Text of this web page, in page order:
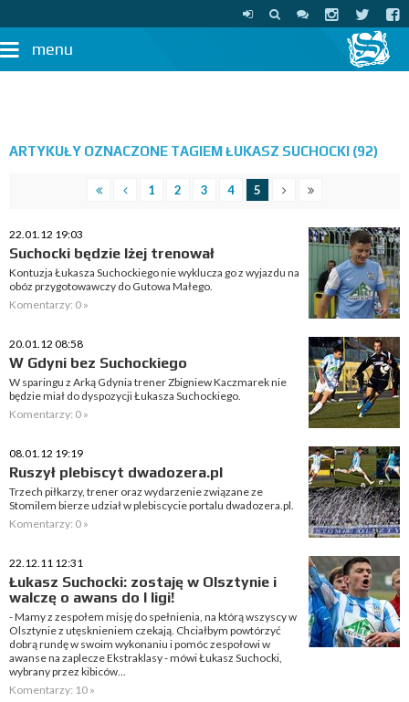
menu
ARTYKUŁY OZNACZONE TAGIEM ŁUKASZ SUCHOCKI (92)
1 2 3 4 5
22.01.12 19:03
Suchocki będzie lżej trenował
Kontuzja Łukasza Suchockiego nie wyklucza go z wyjazdu na
obóz przygotowawczy do Gutowa Małego.
Komentarzy: 0 »
20.01.12 08:58
W Gdyni bez Suchockiego
W sparingu z Arką Gdynia trener Zbigniew Kaczmarek nie
będzie miał do dyspozycji Łukasza Suchockiego.
Komentarzy: 0 »
08.01.12 19:19
Ruszył plebiscyt dwadozera.pl
Trzech piłkarzy, trener oraz wydarzenie związane ze
Stomilem bierze udział w plebiscycie portalu dwadozera.pl.
Komentarzy: 0 »
22.12.11 12:31
Łukasz Suchocki: zostaję w Olsztynie i
walczę o awans do I ligi!
- Mamy z zespołem misję do spełnienia, na którą wszyscy w
Olsztynie z utęsknieniem czekają. Chciałbym powtórzyć
dobrą rundę w swoim wykonaniu i pomóc zespołowi w
awanse na zaplecze Ekstraklasy - mówi Łukasz Suchocki,
wybrany przez kibiców...
Komentarzy: 10 »